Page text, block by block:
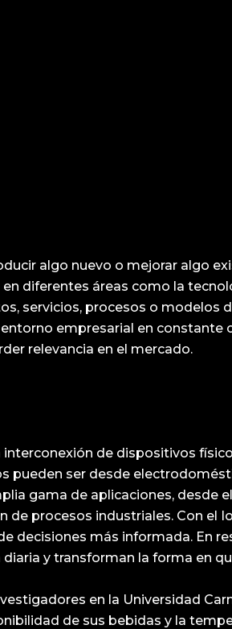
algo nuevo o mejorar algo
diferentes áreas como la
servicios, procesos o modelos
empresarial en
relevancia en el mercado.
interconexión de dispositivos
pueden ser desde
gama de aplicaciones,
procesos industriales. Con el
decisiones más informada. En
y transforman la forma en
en la Universidad
de sus bebidas y la